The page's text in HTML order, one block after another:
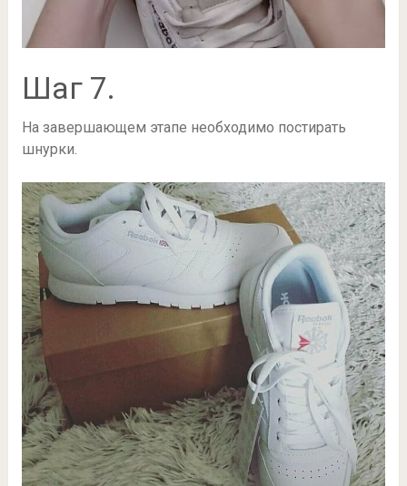
Шаг 7.
На завершающем этапе необходимо постирать
шнурки.